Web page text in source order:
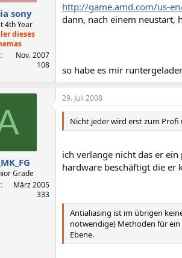
sony
4th Year
dieses
Nov. 2007
108
http://game.amd.com/us-
dann, nach einem neustart,
so habe es mir
Grade
März 2005
333
29. Juli 2008
Nicht jeder wird erst zum
ich verlange nicht das er
hardware beschäftigt die er
Antialiasing ist im übrigen
notwendige) Methoden für ein
Ebene.